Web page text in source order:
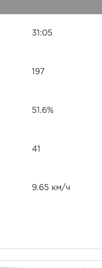
31:05
197
51.6%
41
9.65 км/ч